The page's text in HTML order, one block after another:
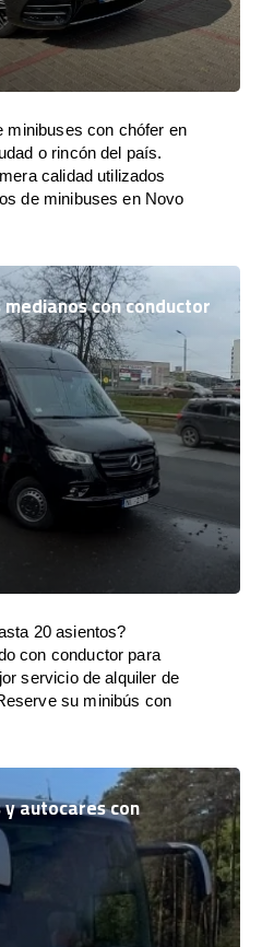
minibuses con chófer en
o rincón del país.
calidad utilizados
de minibuses en Novo
con conductor
20 asientos?
con conductor para
servicio de alquiler de
su minibús con
autocares con